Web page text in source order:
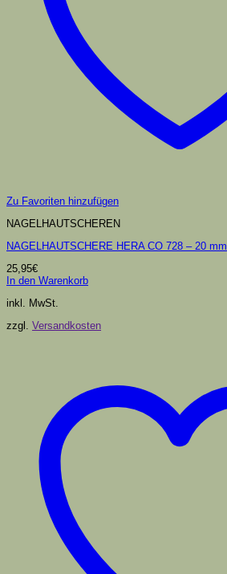
Zu Favoriten hinzufügen
NAGELHAUTSCHEREN
NAGELHAUTSCHERE HERA CO 728 – 20 mm
25,95€
In den Warenkorb
inkl. MwSt.
zzgl. Versandkosten